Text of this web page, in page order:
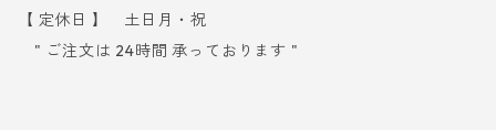
【 定休日 】 土日月・祝
" ご注文は 24時間 承っております "